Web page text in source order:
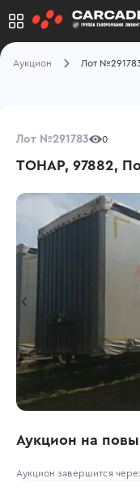
Аукцион Лот
Лот №291783 0
ТОНАР, 97882,
Аукцион на
Аукцион завершится